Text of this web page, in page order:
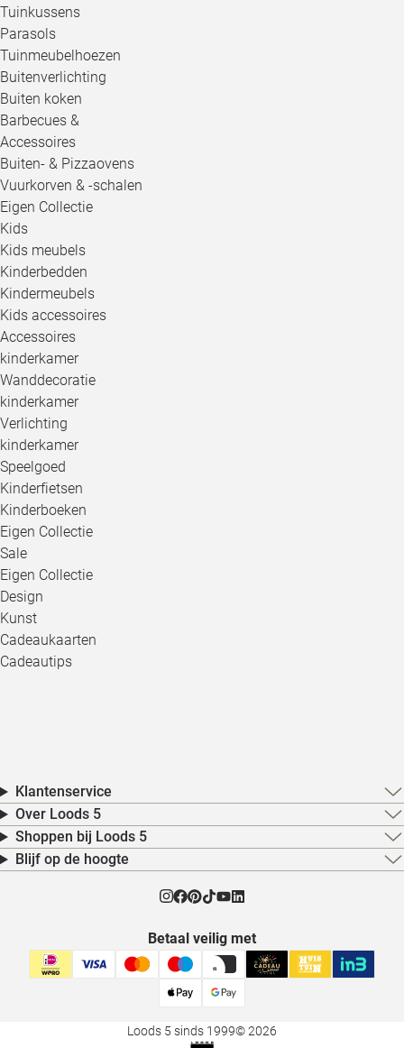
Tuinkussens
Parasols
Tuinmeubelhoezen
Buitenverlichting
Buiten koken
Barbecues &
Accessoires
Buiten- & Pizzaovens
Vuurkorven & -schalen
Eigen Collectie
Kids
Kids meubels
Kinderbedden
Kindermeubels
Kids accessoires
Accessoires
kinderkamer
Wanddecoratie
kinderkamer
Verlichting
kinderkamer
Speelgoed
Kinderfietsen
Kinderboeken
Eigen Collectie
Sale
Eigen Collectie
Design
Kunst
Cadeaukaarten
Cadeautips
Klantenservice
Over Loods 5
Shoppen bij Loods 5
Blijf op de hoogte
Betaal veilig met
Loods 5 sinds 1999© 2026